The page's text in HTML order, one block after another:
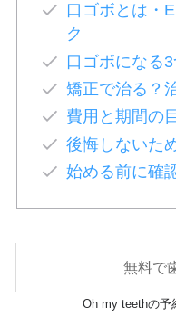
口ゴボとは・
ク
口ゴボになる
矯正で治る？
費用と期間の
後悔しないた
始める前に確
無料で
Oh my teethの予